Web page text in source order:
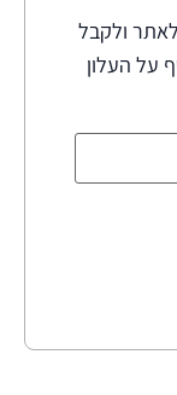
ולקבל
על העלון